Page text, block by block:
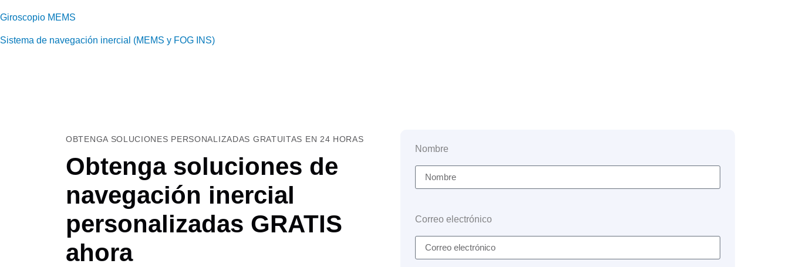
Giroscopio MEMS
Sistema de navegación inercial (MEMS y FOG INS)
OBTENGA SOLUCIONES PERSONALIZADAS GRATUITAS EN 24 HORAS
Obtenga soluciones de
navegación inercial
personalizadas GRATIS
ahora
Nombre
Correo electrónico